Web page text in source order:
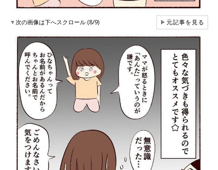
▼次の画像は下へスクロール (8/9) ▶元記事を見る